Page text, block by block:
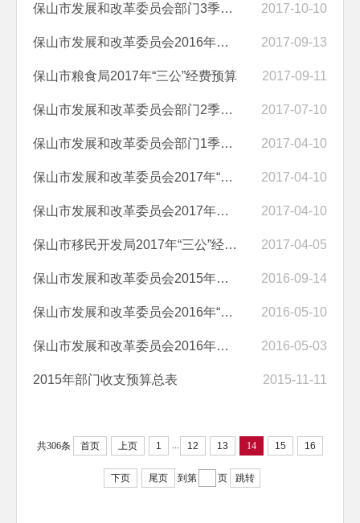
保山市发展和改革委员会部门3季度预算执行情况统计表 2017-10-10
保山市发展和改革委员会2016年度部门决算 2017-09-13
保山市粮食局2017年“三公”经费预算 2017-09-11
保山市发展和改革委员会部门2季度预算执行情况统计表 2017-07-10
保山市发展和改革委员会部门1季度预算执行情况统计表 2017-04-10
保山市发展和改革委员会2017年“三公”经费预算情况说明 2017-04-10
保山市发展和改革委员会2017年部门预算编制的说明 2017-04-10
保山市移民开发局2017年“三公”经费预算情况说明 2017-04-05
保山市发展和改革委员会2015年度部门决算公开 2016-09-14
保山市发展和改革委员会2016年“三公”经费预算情况说明 2016-05-10
保山市发展和改革委员会2016年部门预算公开说明 2016-05-03
2015年部门收支预算总表 2015-11-11
共306条 首页 上页 1 ... 12 13 14 15 16
下页 尾页 到第 页 跳转